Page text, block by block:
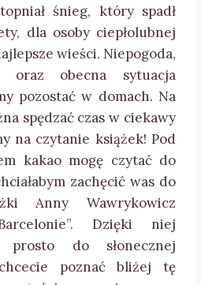
śnieg, który spadł
dla osoby ciepłolubnej
wieści. Niepogoda,
oraz obecna sytuacja
pozostać w domach. Na
spędzać czas w ciekawy
na czytanie książek! Pod
kakao mogę czytać do
zachęcić was do
Anny Wawrykowicz
Dzięki niej
prosto do słonecznej
poznać bliżej tę